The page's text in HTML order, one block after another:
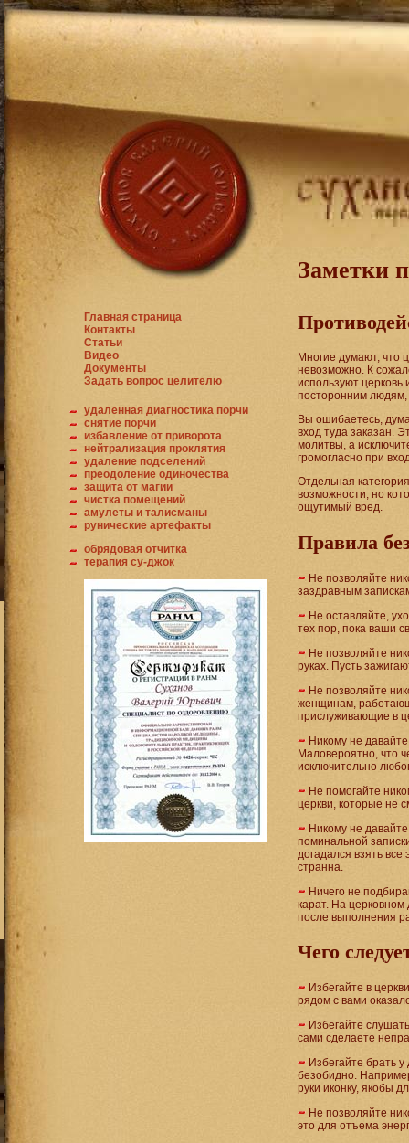
Заметки
Главная страница
Контакты
Статьи
Видео
Документы
Задать вопрос целителю
удаленная диагностика порчи
снятие порчи
избавление от приворота
нейтрализация проклятия
удаление подселений
преодоление одиночества
защита от магии
чистка помещений
амулеты и талисманы
рунические артефакты
обрядовая отчитка
терапия су-джок
Многие думают, что
невозможно. К
используют церковь
посторонним людям,
Вы ошибаетесь,
вход туда заказан.
молитвы, а
громогласно при
Отдельная
возможности, но
ощутимый вред.
Правила
Не позволяйте
заздравным
Не оставляйте,
тех пор, пока ваши
Не позволяйте
руках. Пусть
Не позволяйте
женщинам,
прислуживающие в
Никому не
Маловероятно, что
исключительно
Не помогайте
церкви, которые не
Никому не
поминальной
догадался взять
странна.
Ничего не
карат. На церковном
после выполнения
Чего
Избегайте в
рядом с вами
Избегайте
сами сделаете
Избегайте брать
безобидно.
руки иконку, якобы
Не позволяйте
это для отъема